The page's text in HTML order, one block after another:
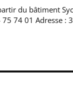
du bâtiment
75 74 01 Adresse :